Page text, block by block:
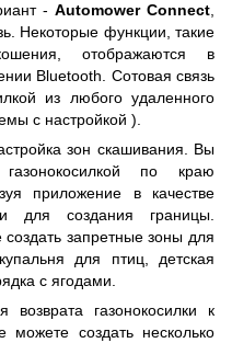
- Automower Connect
Некоторые функции, такие
отображаются в
Bluetooth. Сотовая связь
из любого удаленного
с настройкой ).
зон скашивания. Вы
по краю
приложение в качестве
для создания границы.
запретные зоны для
для птиц, детская
с ягодами.
газонокосилки к
можете создать несколько